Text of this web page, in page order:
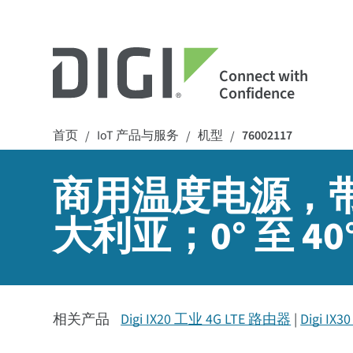
Connect with
Confidence
首页 / IoT 产品与服务 / 机型 / 76002117
商用温度电源，
大利亚；0° 至
相关产品 Digi IX20 工业 4G LTE 路由器 Digi